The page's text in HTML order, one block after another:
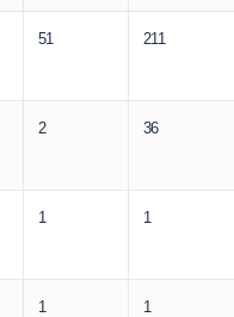
51 211
2 36
1 1
1 1